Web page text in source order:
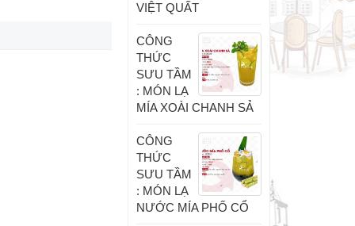
VIỆT QUẤT
CÔNG
THỨC
SƯU TẦM
: MÓN LẠ
MÍA XOÀI CHANH SẢ
CÔNG
THỨC
SƯU TẦM
: MÓN LẠ
NƯỚC MÍA PHỐ CỔ